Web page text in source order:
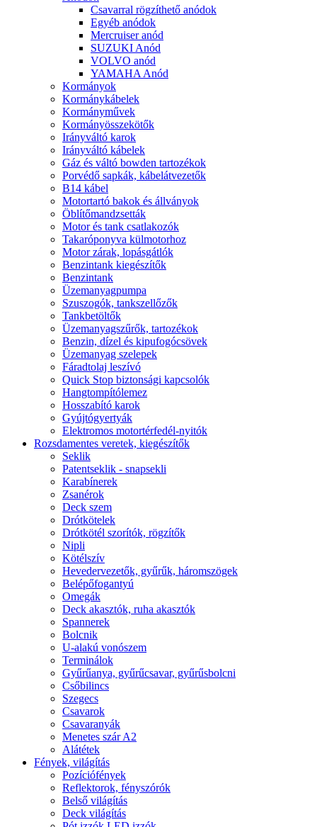
Csavarral rögzíthető anódok
Egyéb anódok
Mercruiser anód
SUZUKI Anód
VOLVO anód
YAMAHA Anód
Kormányok
Kormánykábelek
Kormányművek
Kormányösszekötők
Irányváltó karok
Irányváltó kábelek
Gáz és váltó bowden tartozékok
Porvédő sapkák, kábelátvezetők
B14 kábel
Motortartó bakok és állványok
Öblítőmandzsetták
Motor és tank csatlakozók
Takaróponyva külmotorhoz
Motor zárak, lopásgátlók
Benzintank kiegészítők
Benzintank
Üzemanyagpumpa
Szuszogók, tankszellőzők
Tankbetöltők
Üzemanyagszűrők, tartozékok
Benzin, dízel és kipufogócsövek
Üzemanyag szelepek
Fáradtolaj leszívó
Quick Stop biztonsági kapcsolók
Hangtompítólemez
Hosszabító karok
Gyújtógyertyák
Elektromos motortérfedél-nyitók
Rozsdamentes veretek, kiegészítők
Seklik
Patentseklik - snapsekli
Karabínerek
Zsanérok
Deck szem
Drótkötelek
Drótkötél szorítók, rögzítők
Nipli
Kötélszív
Hevedervezetők, gyűrűk, háromszögek
Belépőfogantyú
Omegák
Deck akasztók, ruha akasztók
Spannerek
Bolcnik
U-alakú vonószem
Terminálok
Gyűrűanya, gyűrűcsavar, gyűrűsbolcni
Csőbilincs
Szegecs
Csavarok
Csavaranyák
Menetes szár A2
Alátétek
Fények, világítás
Pozíciófények
Reflektorok, fényszórók
Belső világítás
Deck világítás